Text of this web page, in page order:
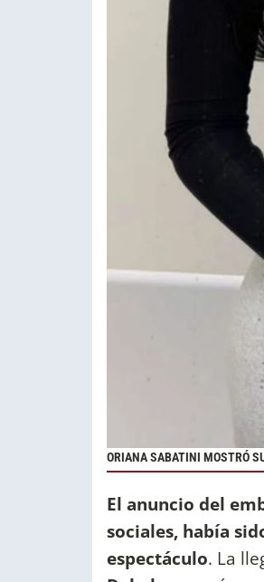
ORIANA SABATINI MOSTRÓ
El anuncio del
sociales, había
espectáculo. La